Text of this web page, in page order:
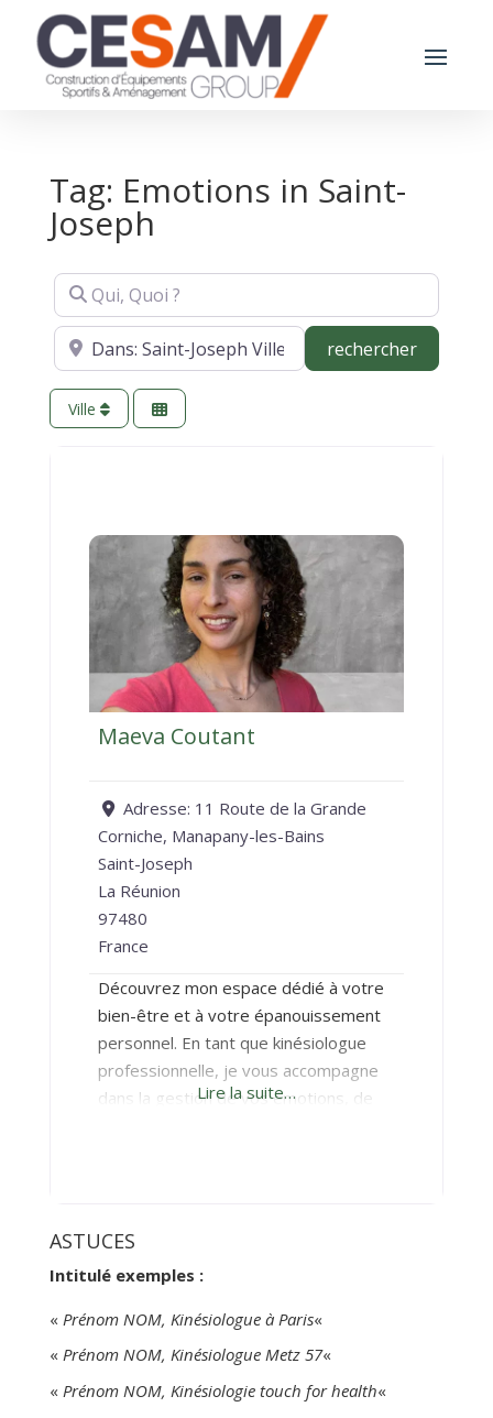
Tag: Emotions in Saint-
Joseph
Qui, Quoi ?
Où ? rechercher
Ville
Maeva Coutant
Adresse: 11 Route de la Grande
Corniche, Manapany-les-Bains
Saint-Joseph
La Réunion
97480
France
Découvrez mon espace dédié à votre
bien-être et à votre épanouissement
personnel. En tant que kinésiologue
professionnelle, je vous accompagne
dans la gestion de vos émotions, de
l’équilibre entre le corps et l’esprit. Je
Lire la suite…
ASTUCES
Intitulé exemples :
« Prénom NOM, Kinésiologue à Paris«
« Prénom NOM, Kinésiologue Metz 57«
« Prénom NOM, Kinésiologie touch for health«